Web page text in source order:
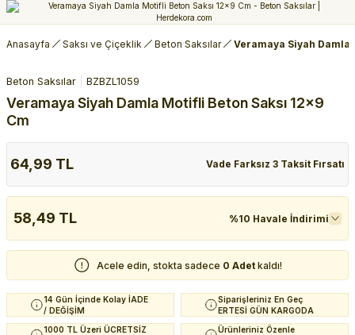
Anasayfa Saksı ve Çiçeklik Beton Saksılar Veramaya Siyah Damla
Beton Saksılar BZBZL1059
Veramaya Siyah Damla Motifli Beton Saksı 12x9
Cm
64,99 TL Vade Farksız 3 Taksit Fırsatı
58,49 TL %10 Havale İndirimi
Acele edin, stokta sadece 0 Adet kaldı!
14 Gün İçinde Kolay İADE
/ DEĞİŞİM
Siparişleriniz En Geç
ERTESİ GÜN KARGODA
1000 TL Üzeri ÜCRETSİZ
Ürünleriniz Özenle